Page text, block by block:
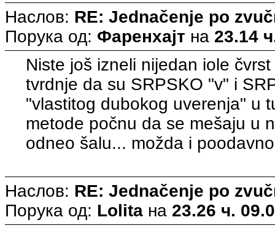
Наслов: RE: Jednačenje po
Порука од: Фаренхајт на 23.14
Niste još izneli nijedan iole
tvrdnje da su SRPSKO "v" i
"vlastitog dubokog uverenja" u
metode počnu da se mešaju u
odneo šalu... možda i
Наслов: RE: Jednačenje po
Порука од: Lolita на 23.26 ч.